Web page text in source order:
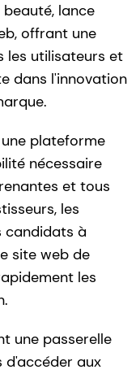
lance
offrant une
les utilisateurs et
dans l'innovation
plateforme
nécessaire
et tous
les
candidats à
site web de
les
une passerelle
aux